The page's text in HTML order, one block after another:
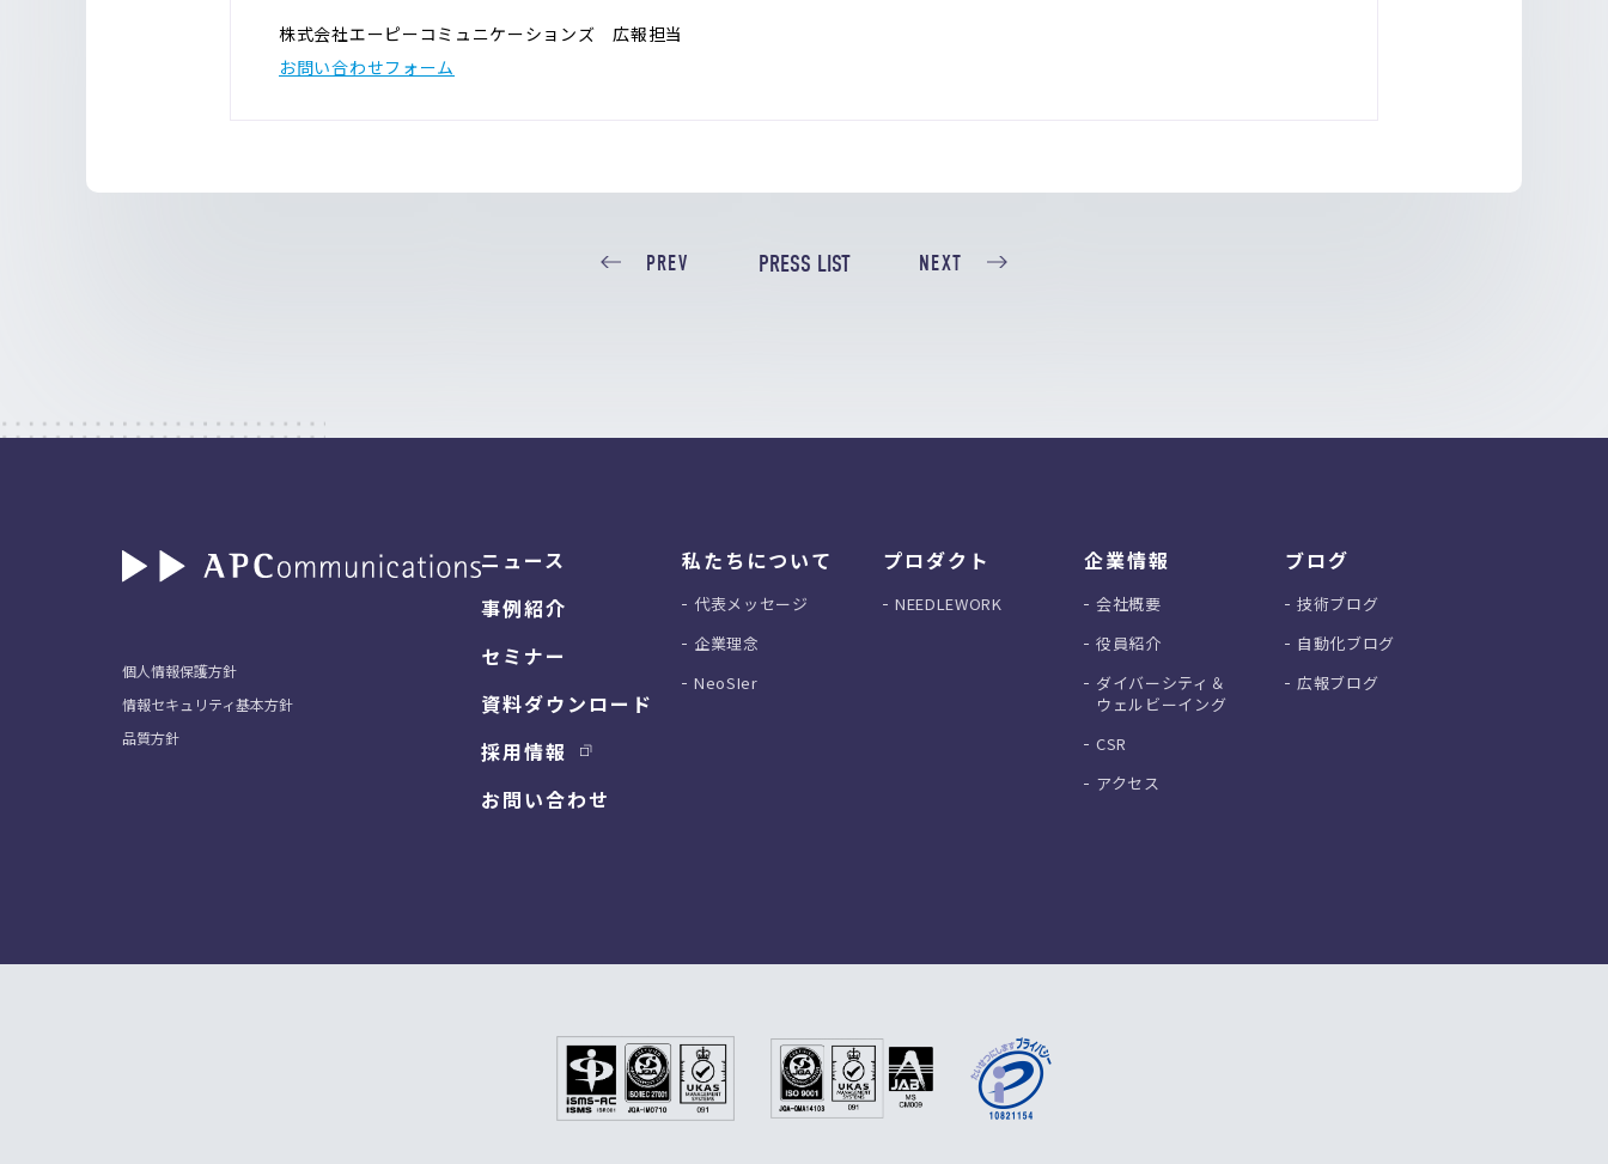
株式会社エーピーコミュニケーションズ 広報担当
お問い合わせフォーム
PREV PRESS LIST NEXT
個人情報保護方針
情報セキュリティ基本方針
品質方針
ニュース
事例紹介
セミナー
資料ダウンロード
採用情報
お問い合わせ
私たちについて
代表メッセージ
企業理念
NeoSIer
プロダクト
NEEDLEWORK
企業情報
会社概要
役員紹介
ダイバーシティ＆
ウェルビーイング
CSR
アクセス
ブログ
技術ブログ
自動化ブログ
広報ブログ